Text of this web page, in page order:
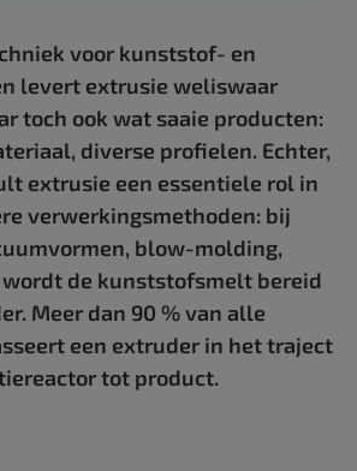
voor kunststof- en
levert extrusie weliswaar
toch ook wat saaie producten:
diverse profielen. Echter,
extrusie een essentiele rol in
verwerkingsmethoden: bij
blow-molding,
de kunststofsmelt bereid
Meer dan 90 % van alle
een extruder in het traject
tot product.